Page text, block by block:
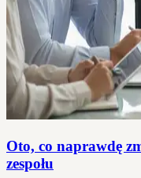
Oto, co naprawdę
zespołu